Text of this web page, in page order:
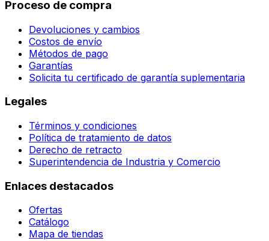
Proceso de compra
Devoluciones y cambios
Costos de envío
Métodos de pago
Garantías
Solicita tu certificado de garantía suplementaria
Legales
Términos y condiciones
Política de tratamiento de datos
Derecho de retracto
Superintendencia de Industria y Comercio
Enlaces destacados
Ofertas
Catálogo
Mapa de tiendas